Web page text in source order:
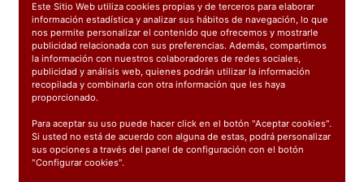
Este Sitio Web utiliza cookies propias y de terceros para elaborar
información estadística y analizar sus hábitos de navegación, lo que
nos permite personalizar el contenido que ofrecemos y mostrarle
publicidad relacionada con sus preferencias. Además, compartimos
la información con nuestros colaboradores de redes sociales,
publicidad y análisis web, quienes podrán utilizar la información
recopilada y combinarla con otra información que les haya
proporcionado.
Para aceptar su uso puede hacer click en el botón "Aceptar cookies".
Si usted no está de acuerdo con alguna de estas, podrá personalizar
sus opciones a través del panel de configuración con el botón
"Configurar cookies".